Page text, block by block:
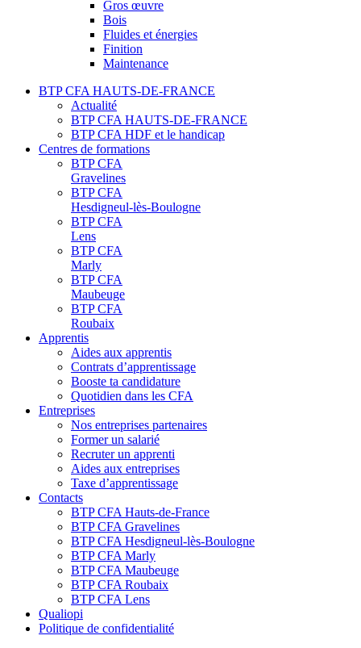
Gros œuvre
Bois
Fluides et énergies
Finition
Maintenance
BTP CFA HAUTS-DE-FRANCE
Actualité
BTP CFA HAUTS-DE-FRANCE
BTP CFA HDF et le handicap
Centres de formations
BTP CFA
Gravelines
BTP CFA
Hesdigneul-lès-Boulogne
BTP CFA
Lens
BTP CFA
Marly
BTP CFA
Maubeuge
BTP CFA
Roubaix
Apprentis
Aides aux apprentis
Contrats d’apprentissage
Booste ta candidature
Quotidien dans les CFA
Entreprises
Nos entreprises partenaires
Former un salarié
Recruter un apprenti
Aides aux entreprises
Taxe d’apprentissage
Contacts
BTP CFA Hauts-de-France
BTP CFA Gravelines
BTP CFA Hesdigneul-lès-Boulogne
BTP CFA Marly
BTP CFA Maubeuge
BTP CFA Roubaix
BTP CFA Lens
Qualiopi
Politique de confidentialité